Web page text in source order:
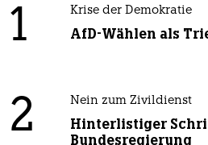
1 Krise der Demokratie
AfD-Wählen als
2 Nein zum Zivildienst
Hinterlistiger
Bundesregierung